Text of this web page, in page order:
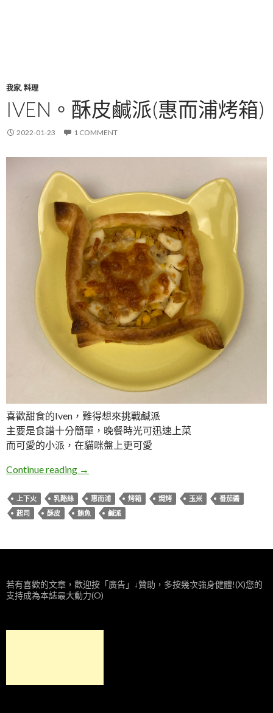
我家, 料理
IVEN。酥皮鹹派(惠而浦烤箱)
2022-01-23 1 COMMENT
喜歡甜食的Iven，難得想來挑戰鹹派
主要是食譜十分簡單，晚餐時光可迅速上菜
而可愛的小派，在貓咪盤上更可愛
Continue reading Iven。酥皮鹹派(惠而浦烤箱)
→
上下火 乳酪絲 惠而浦 烤箱 焗烤 玉米
番茄醬
起司
酥皮 鮪魚 鹹派
若有喜歡的文章，歡迎按「廣告」↓贊助，多按幾次強身健體!(X)您的
支持成為本誌最大動力(O)